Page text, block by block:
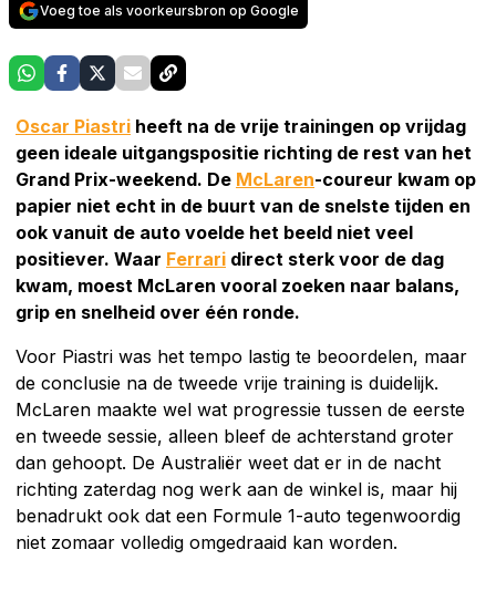
Voeg toe als voorkeursbron op Google
Oscar Piastri heeft na de vrije trainingen op vrijdag
geen ideale uitgangspositie richting de rest van het
Grand Prix-weekend. De McLaren-coureur kwam op
papier niet echt in de buurt van de snelste tijden en
ook vanuit de auto voelde het beeld niet veel
positiever. Waar Ferrari direct sterk voor de dag
kwam, moest McLaren vooral zoeken naar balans,
grip en snelheid over één ronde.
Voor Piastri was het tempo lastig te beoordelen, maar
de conclusie na de tweede vrije training is duidelijk.
McLaren maakte wel wat progressie tussen de eerste
en tweede sessie, alleen bleef de achterstand groter
dan gehoopt. De Australiër weet dat er in de nacht
richting zaterdag nog werk aan de winkel is, maar hij
benadrukt ook dat een Formule 1-auto tegenwoordig
niet zomaar volledig omgedraaid kan worden.